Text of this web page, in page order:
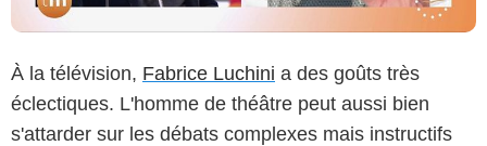
À la télévision, Fabrice Luchini a des goûts très
éclectiques. L'homme de théâtre peut aussi bien
s'attarder sur les débats complexes mais instructifs